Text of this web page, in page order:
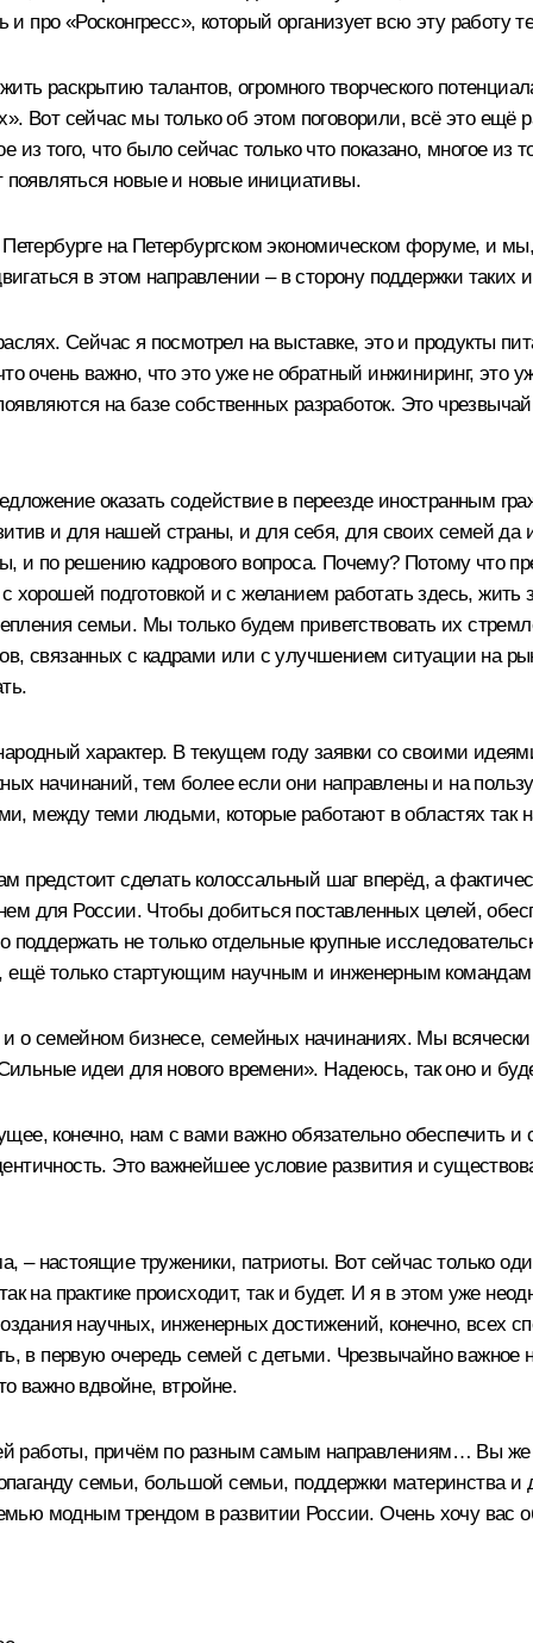
про «Росконгресс», который организует всю эту работу
раскрытию талантов, огромного творческого
Вот сейчас мы только об этом поговорили, всё это ещё
того, что было сейчас только что показано, многое из
появляться новые и новые инициативы.
на Петербургском экономическом форуме, и
в этом направлении – в сторону поддержки таких
Сейчас я посмотрел на выставке, это и продукты
очень важно, что это уже не обратный инжиниринг, это
на базе собственных разработок. Это
оказать содействие в переезде иностранным
и для нашей страны, и для себя, для своих семей да
и по решению кадрового вопроса. Почему? Потому что
подготовкой и с желанием работать здесь, жить
семьи. Мы только будем приветствовать их
связанных с кадрами или с улучшением ситуации на
характер. В текущем году заявки со своими
начинаний, тем более если они направлены и на
между теми людьми, которые работают в областях так
сделать колоссальный шаг вперёд, а
для России. Чтобы добиться поставленных целей,
не только отдельные крупные
ещё только стартующим научным и инженерным
о семейном бизнесе, семейных начинаниях. Мы
идеи для нового времени». Надеюсь, так оно и
конечно, нам с вами важно обязательно обеспечить
Это важнейшее условие развития и
– настоящие труженики, патриоты. Вот сейчас только
на практике происходит, так и будет. И я в этом уже
научных, инженерных достижений, конечно, всех
в первую очередь семей с детьми. Чрезвычайно
важно вдвойне, втройне.
работы, причём по разным самым направлениям… Вы
семьи, большой семьи, поддержки материнства
модным трендом в развитии России. Очень хочу вас